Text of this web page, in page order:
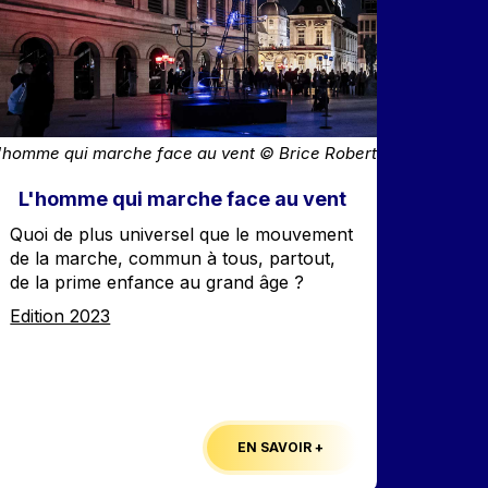
qui marche face au vent © Brice Robert
L'homme qui marche face au vent
Accroche
Quoi de plus universel que le mouvement
de la marche, commun à tous, partout,
de la prime enfance au grand âge ?
Edition
Edition 2023
EN SAVOIR +